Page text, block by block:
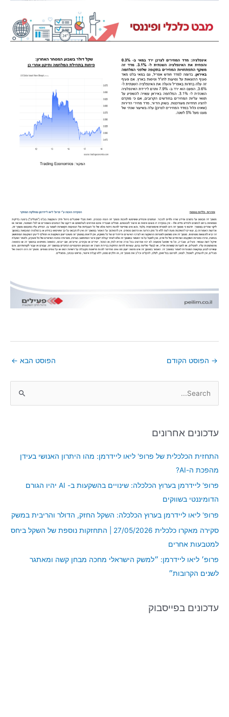
→ הפוסט הקודם הפוסט הבא ←
r
:
עדכונים אחרונים
התחזית הכלכלית של פרופ' ליאו ליידרמן: מהו היתרון האנושי בעידן
מהפכת ה-AI?
פרופ' ליידרמן בערוץ הכלכלה: שינויים בהשקעות ב- AI יהיו הגורם
הדומיננטי בשווקים
פרופ' ליאו ליידרמן בערוץ הכלכלה: השקל החזק, הדולר והריבית במשק
סקירה מאקרו כלכלית 27/05/2026 | התחזקות נוספת של השקל ביחס
למטבעות אחרים
פרופ׳ ליאו ליידרמן: ״למשק הישראלי מחכה מבחן קשה ומאתגר
לשנים הקרובות״
עדכונים בפייסבוק